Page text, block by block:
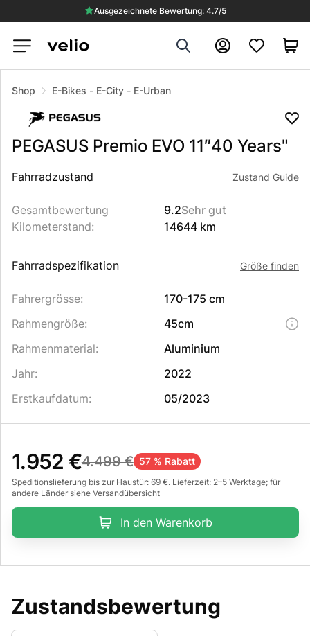
Ausgezeichnete Bewertung: 4.7/5
Search Konto
Shop E-Bikes - E-City - E-Urban
PEGASUS Premio EVO 11″40 Years"
Beschreibung des Produkts
Fahrradzustand Zustand Guide
Gesamtbewertung 9.2Sehr gut
Kilometerstand: 14644 km
Fahrradspezifikation Größe finden
Fahrergrösse:
170-175 cm
Rahmengröße:
45cm
Rahmenmaterial:
Aluminium
Jahr:
2022
Erstkaufdatum: 05/2023
1.952 €4.499 € 57 % Rabatt
Speditionslieferung bis zur Haustür: 69 €. Lieferzeit: 2–5 Werktage; für
andere Länder siehe Versandübersicht
In den Warenkorb
Zustandsbewertung